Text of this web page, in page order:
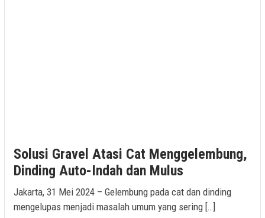
Solusi Gravel Atasi Cat Menggelembung,
Dinding Auto-Indah dan Mulus
Jakarta, 31 Mei 2024 – Gelembung pada cat dan dinding
mengelupas menjadi masalah umum yang sering […]